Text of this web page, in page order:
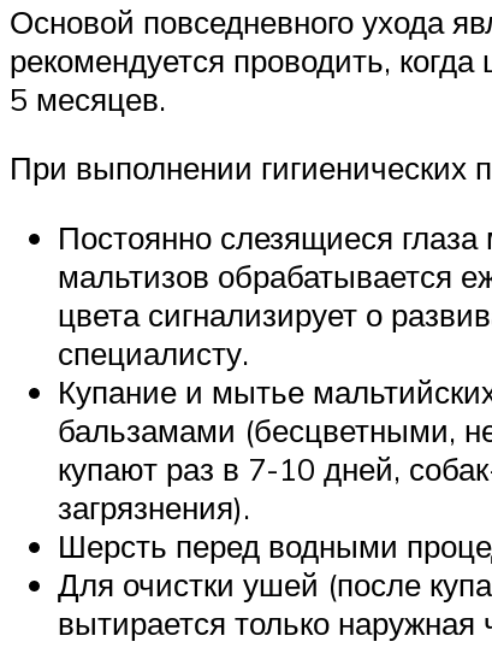
Основой повседневного ухода
рекомендуется проводить,
5 месяцев.
При выполнении гигиенических
Постоянно слезящиеся
мальтизов обрабатывается
цвета сигнализирует о
специалисту.
Купание и мытье
бальзамами (бесцветными,
купают раз в 7-10 дней,
загрязнения).
Шерсть перед водными
Для очистки ушей (после
вытирается только наружная